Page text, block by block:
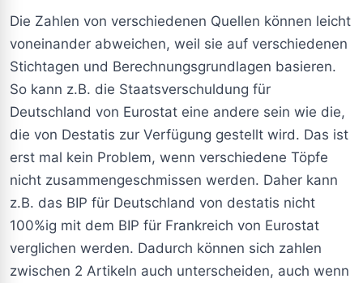
Die Zahlen von verschiedenen Quellen können leicht
voneinander abweichen, weil sie auf verschiedenen
Stichtagen und Berechnungsgrundlagen basieren.
So kann z.B. die Staatsverschuldung für
Deutschland von Eurostat eine andere sein wie die,
die von Destatis zur Verfügung gestellt wird. Das ist
erst mal kein Problem, wenn verschiedene Töpfe
nicht zusammengeschmissen werden. Daher kann
z.B. das BIP für Deutschland von destatis nicht
100%ig mit dem BIP für Frankreich von Eurostat
verglichen werden. Dadurch können sich zahlen
zwischen 2 Artikeln auch unterscheiden, auch wenn